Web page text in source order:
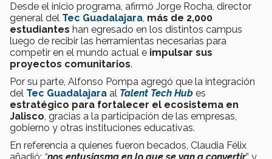
Desde el inicio programa, afirmó Jorge Rocha, director
general del Tec Guadalajara, más de 2,000
estudiantes han egresado en los distintos campus
luego de recibir las herramientas necesarias para
competir en el mundo actual e impulsar sus
proyectos comunitarios.
Por su parte, Alfonso Pompa agregó que la integración
del Tec Guadalajara al Talent Tech Hub es
estratégico para fortalecer el ecosistema en
Jalisco, gracias a la participación de las empresas,
gobierno y otras instituciones educativas.
En referencia a quienes fueron becados, Claudia Félix